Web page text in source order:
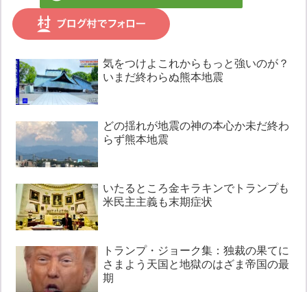
気をつけよこれからもっと強いのが？
いまだ終わらぬ熊本地震
どの揺れが地震の神の本心か未だ終わ
らず熊本地震
いたるところ金キラキンでトランプも
米民主主義も末期症状
トランプ・ジョーク集：独裁の果てに
さまよう天国と地獄のはざま帝国の最
期